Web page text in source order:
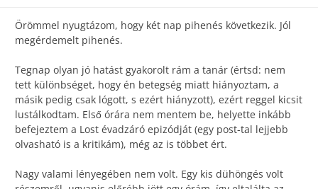
Örömmel nyugtázom, hogy két nap pihenés következik. Jól
megérdemelt pihenés.
Tegnap olyan jó hatást gyakorolt rám a tanár (értsd: nem
tett különbséget, hogy én betegség miatt hiányoztam, a
másik pedig csak lógott, s ezért hiányzott), ezért reggel kicsit
lustálkodtam. Első órára nem mentem be, helyette inkább
befejeztem a Lost évadzáró epizódját (egy post-tal lejjebb
olvasható is a kritikám), még az is többet ért.
Nagy valami lényegében nem volt. Egy kis dühöngés volt